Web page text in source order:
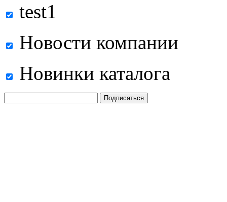
test1
Новости компании
Новинки каталога